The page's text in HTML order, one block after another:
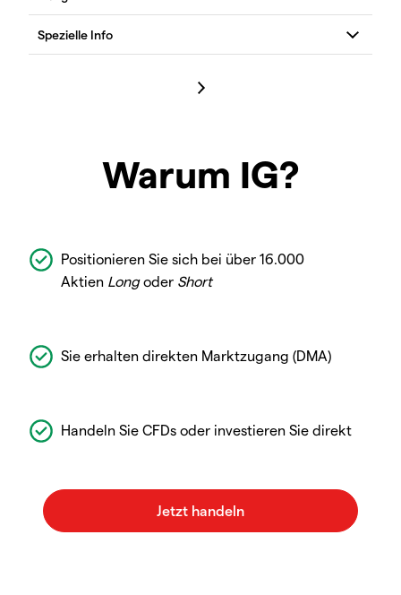
Warum IG?
Positionieren Sie sich bei über 16.000
Aktien Longoder Short
Sie erhalten direkten Marktzugang (DMA)
Handeln Sie CFDs oder investieren Sie direkt